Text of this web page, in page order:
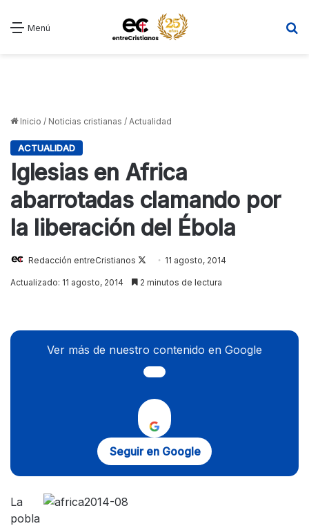
Menú
Inicio / Noticias cristianas / Actualidad
ACTUALIDAD
Iglesias en Africa
abarrotadas clamando por
la liberación del Ébola
Redacción entreCristianos
Follow
on
11 agosto, 2014
Actualizado: 11 agosto, 2014 2 minutos de lectura
Ver más de nuestro contenido en Google
Seguir en Google
La
pobla